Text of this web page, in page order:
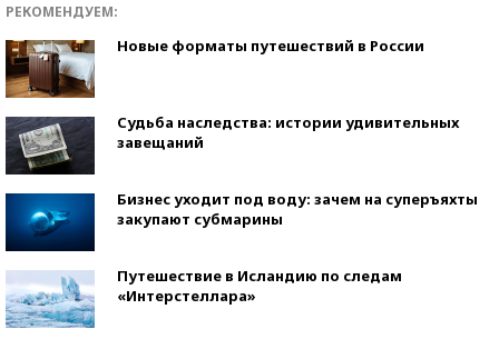
РЕКОМЕНДУЕМ:
Новые форматы путешествий в России
Судьба наследства: истории удивительных
завещаний
Бизнес уходит под воду: зачем на суперъяхты
закупают субмарины
Путешествие в Исландию по следам
«Интерстеллара»